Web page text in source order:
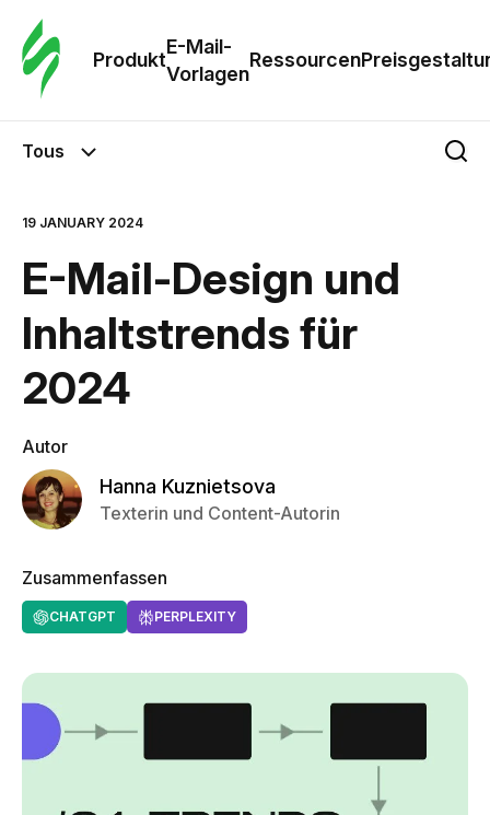
Produkt
E-Mail-
Vorlagen
Ressourcen
Tous
19 JANUARY 2024
E-Mail-Design und
Inhaltstrends für
2024
Autor
Hanna Kuznietsova
Texterin und Content-Autorin
Zusammenfassen
CHATGPT PERPLEXITY